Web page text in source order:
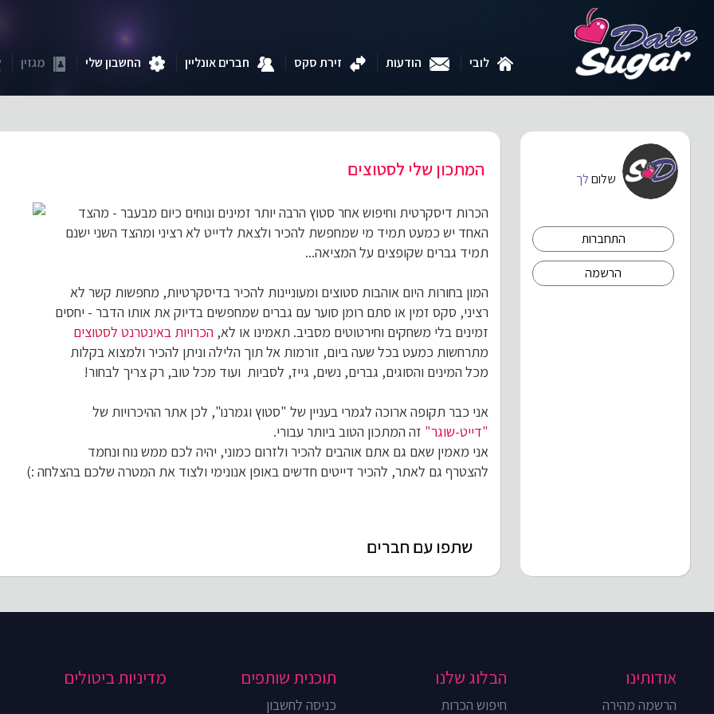
לובי הודעות זירת סקס חברים אונליין החשבון שלי מגזין
המתכון שלי לסטוצים
הכרות דיסקרטית וחיפוש אחר סטוץ הרבה יותר זמינים ונוחים כיום מבעבר - מהצד
האחד יש כמעט תמיד מי שמחפשת להכיר ולצאת לדייט לא רציני ומהצד השני ישנם
תמיד גברים שקופצים על המציאה...
המון בחורות היום אוהבות סטוצים ומעוניינות להכיר בדיסקרטיות, מחפשות קשר לא
רציני, סקס זמין או סתם רומן סוער עם גברים שמחפשים בדיוק את אותו הדבר - יחסים
זמינים בלי משחקים וחירטוטים מסביב. תאמינו או לא, הכרויות באינטרנט לסטוצים
מתרחשות כמעט בכל שעה ביום, זורמות אל תוך הלילה וניתן להכיר ולמצוא בקלות
מכל המינים והסוגים, גברים, נשים, גייז, לסביות ועוד מכל טוב, רק צריך לבחור!
אני כבר תקופה ארוכה לגמרי בעניין של "סטוץ וגמרנו", לכן אתר ההיכרויות של
"דייט-שוגר" זה המתכון הטוב ביותר עבורי.
אני מאמין שאם גם אתם אוהבים להכיר ולזרום כמוני, יהיה לכם ממש נוח ונחמד
להצטרף גם לאתר, להכיר דייטים חדשים באופן אנונימי ולצוד את המטרה שלכם בהצלחה :)
שתפו עם חברים
שלוםלך
התחברות
הרשמה
אודותינו
הרשמה מהירה
הבלוג שלנו
חיפוש הכרות
תוכנית שותפים
כניסה לחשבון
מדיניות ביטולים